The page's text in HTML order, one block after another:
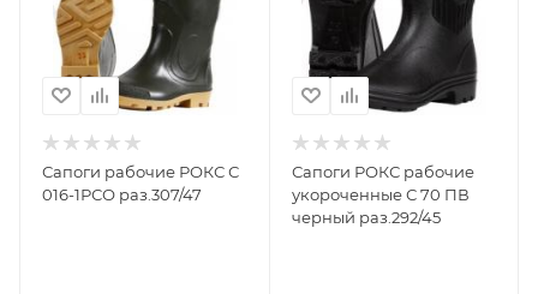
Сапоги рабочие РОКС С
016-1РСО раз.307/47
Сапоги РОКС рабочие
укороченные С 70 ПВ
черный раз.292/45